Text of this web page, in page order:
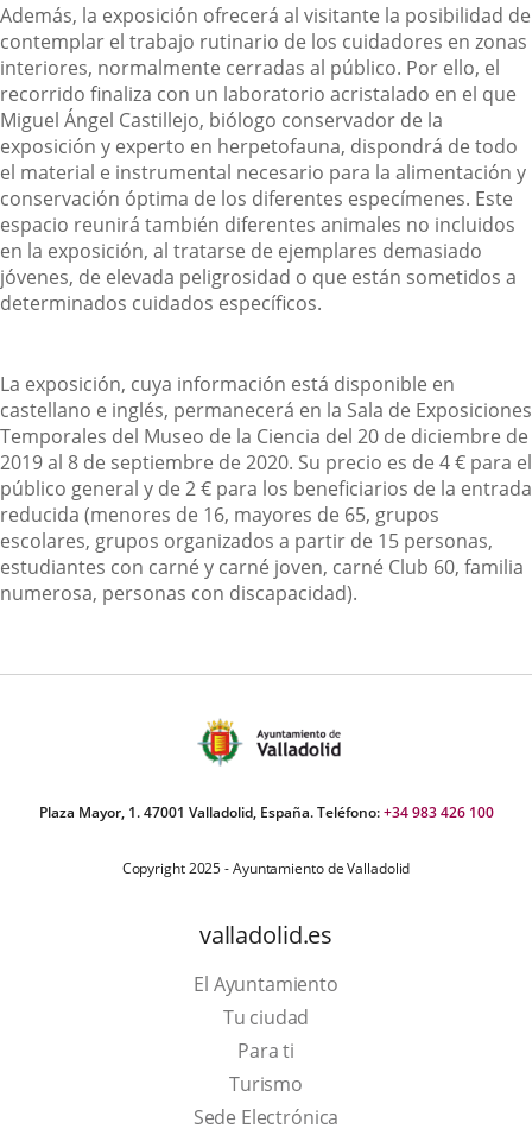
Además, la exposición ofrecerá al visitante la posibilidad de
contemplar el trabajo rutinario de los cuidadores en zonas
interiores, normalmente cerradas al público. Por ello, el
recorrido finaliza con un laboratorio acristalado en el que
Miguel Ángel Castillejo, biólogo conservador de la
exposición y experto en herpetofauna, dispondrá de todo
el material e instrumental necesario para la alimentación y
conservación óptima de los diferentes especímenes. Este
espacio reunirá también diferentes animales no incluidos
en la exposición, al tratarse de ejemplares demasiado
jóvenes, de elevada peligrosidad o que están sometidos a
determinados cuidados específicos.
La exposición, cuya información está disponible en
castellano e inglés, permanecerá en la Sala de Exposiciones
Temporales del Museo de la Ciencia del 20 de diciembre de
2019 al 8 de septiembre de 2020. Su precio es de 4 € para el
público general y de 2 € para los beneficiarios de la entrada
reducida (menores de 16, mayores de 65, grupos
escolares, grupos organizados a partir de 15 personas,
estudiantes con carné y carné joven, carné Club 60, familia
numerosa, personas con discapacidad).
Plaza Mayor, 1. 47001 Valladolid, España. Teléfono:+34 983 426 100
Copyright 2025 - Ayuntamiento de Valladolid
valladolid.es
El Ayuntamiento
Tu ciudad
Para ti
TurismoThis
link
Sede Electrónica